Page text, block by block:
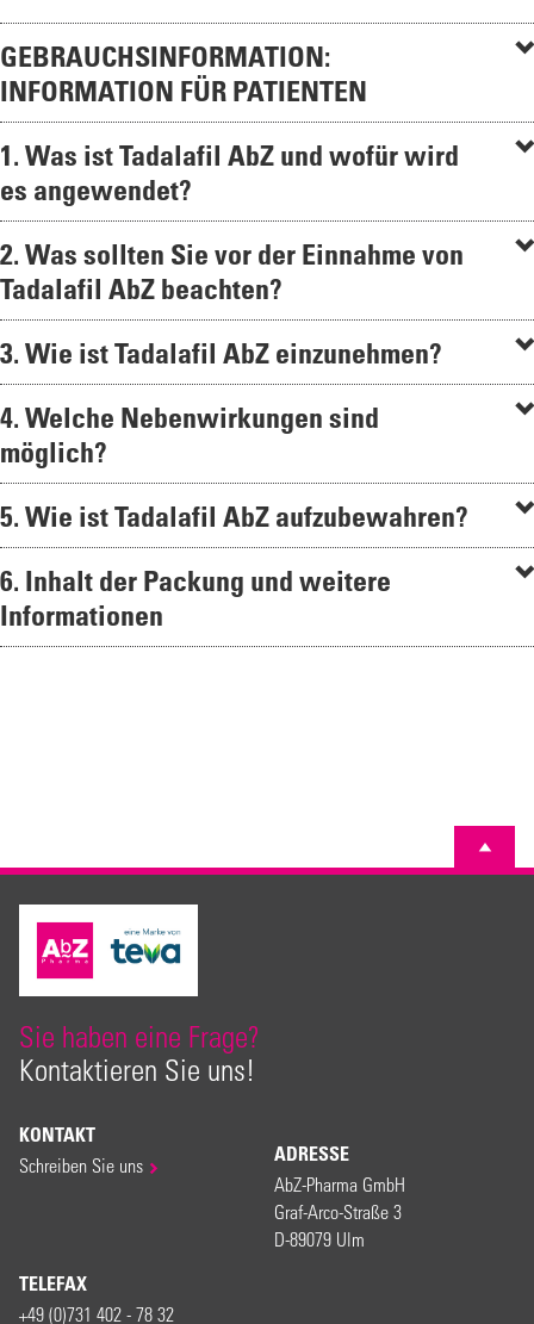
GEBRAUCHSINFORMATION:
INFORMATION FÜR PATIENTEN
1. Was ist Tadalafil AbZ und wofür wird
es angewendet?
2. Was sollten Sie vor der Einnahme von
Tadalafil AbZ beachten?
3. Wie ist Tadalafil AbZ einzunehmen?
4. Welche Nebenwirkungen sind
möglich?
5. Wie ist Tadalafil AbZ aufzubewahren?
6. Inhalt der Packung und weitere
Informationen
Sie haben eine Frage?
Kontaktieren Sie uns!
KONTAKT
Schreiben Sie uns ADRESSE
AbZ-Pharma GmbH
Graf-Arco-Straße 3
D-89079 Ulm
TELEFAX
+49 (0)731 402 - 78 32